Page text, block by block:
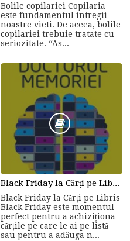
Bolile copilariei Copilaria
este fundamentul intregii
noastre vieti. De aceea, bolile
copilariei trebuie tratate cu
seriozitate. “As...
Black Friday la Cărți pe Libris
Black Friday la Cărți pe Libris
Black Friday este momentul
perfect pentru a achiziționa
cărțile pe care le ai pe listă
sau pentru a adăuga n...